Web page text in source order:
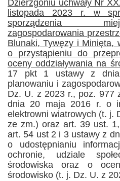
Dzierzgoniu uchwały Nr
listopada 2023 r. w
sporządzenia
zagospodarowania
Blunaki, Tywęzy i Minięta,
o przystąpieniu do
oceny oddziaływania na
17 pkt 1 ustawy z
planowaniu i
Dz. U. z 2023 r., poz. 977
dnia 20 maja 2016 r. o
elektrowni wiatrowych (t. j.
ze zm.) oraz art. 39 ust.
art. 54 ust 2 i 3 ustawy z
o udostępnianiu
ochronie, udziale
środowiska oraz o
środowisko (t. j. Dz. U. z